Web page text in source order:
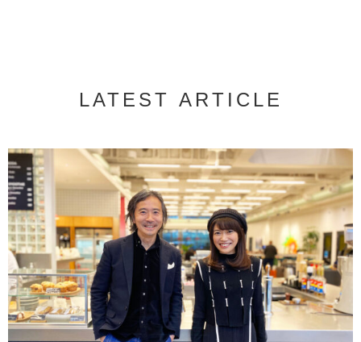
LATEST ARTICLE